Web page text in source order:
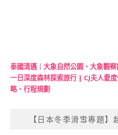
泰國清邁｜大象自然公園、大象觀
一日深度森林探索旅行 | CJ夫人愛
略、行程規劃
【日本冬季滑雪專題